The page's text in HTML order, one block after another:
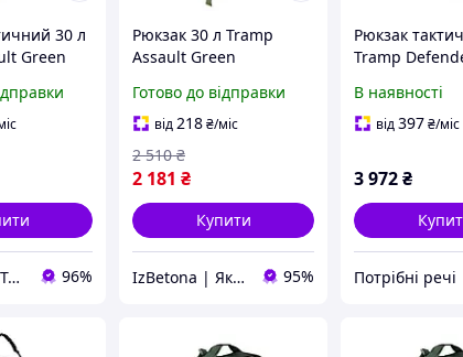
30 л
Green
Neohome | Товари для дому та дачі 96%
Рюкзак 30 л Tramp
Assault Green
Готово до відправки
від218₴/міс
2 181 ₴
2 510 ₴
Купити
IzBetona | Якісні товари за доступними цінами 95%
Рюкзак
Tramp
sandstone
В наявності
від397₴/міс
3 972₴
Потрібні речі